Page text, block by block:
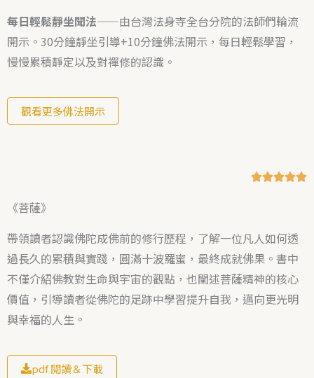
每日輕鬆靜坐聞法——由台灣法身寺全台分院的法師們輪流
開示。30分鐘靜坐引導+10分鐘佛法開示，每日輕鬆學習，
慢慢累積靜定以及對禪修的認識。
觀看更多佛法開示
R
《菩薩》
帶領讀者認識佛陀成佛前的修行歷程，了解一位凡人如何透
過長久的累積與實踐，圓滿十波羅蜜，最終成就佛果。書中
不僅介紹佛教對生命與宇宙的觀點，也闡述菩薩精神的核心
價值，引導讀者從佛陀的足跡中學習提升自我，邁向更光明
與幸福的人生。
pdf 閱讀＆下載